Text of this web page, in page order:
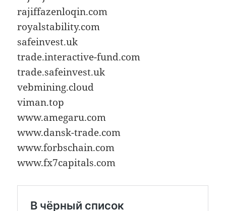
rajiffazenloqin.com
royalstability.com
safeinvest.uk
trade.interactive-fund.com
trade.safeinvest.uk
vebmining.cloud
viman.top
www.amegaru.com
www.dansk-trade.com
www.forbschain.com
www.fx7capitals.com